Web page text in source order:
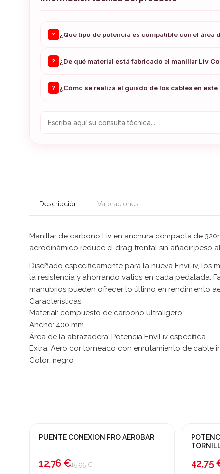
? ¿Qué tipo de potencia es compatible con el área
? ¿De qué material está fabricado el manillar Liv
? ¿Cómo se realiza el guiado de los cables en este
Descripción Valoraciones
Manillar de carbono Liv en anchura compacta de
aerodinámico reduce el drag frontal sin añadir peso
Diseñado específicamente para la nueva EnviLiv,
la resistencia y ahorrando vatios en cada pedalada.
manubrios pueden ofrecer lo último en rendimiento
Características
Material: compuesto de carbono ultraligero
Ancho: 400 mm
Área de la abrazadera: Potencia EnviLiv específica
Extra: Aero contorneado con enrutamiento de cable
Color: negro
¡En oferta!
PUENTE CONEXION PRO AEROBAR
12,76 €15,95 €
-25%
42,75